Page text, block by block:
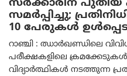
സർക്കാരിന് പുതിയ
സമർപ്പിച്ചു;
10 പേരുകൾ
റാഞ്ചി : ഝാർഖണ്ഡിലെ
പരീക്ഷകളിലെ
വിദ്യാർത്ഥികൾ നടത്തുന്ന